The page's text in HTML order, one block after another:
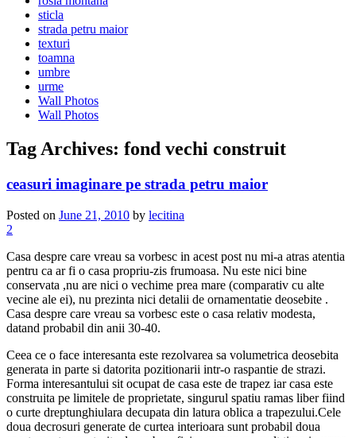
sticla
strada petru maior
texturi
toamna
umbre
urme
Wall Photos
Wall Photos
Tag Archives: fond vechi construit
ceasuri imaginare pe strada petru maior
Posted on June 21, 2010 by lecitina
2
Casa despre care vreau sa vorbesc in acest post nu mi-a atras atentia
pentru ca ar fi o casa propriu-zis frumoasa. Nu este nici bine
conservata ,nu are nici o vechime prea mare (comparativ cu alte
vecine ale ei), nu prezinta nici detalii de ornamentatie deosebite .
Casa despre care vreau sa vorbesc este o casa relativ modesta,
datand probabil din anii 30-40.
Ceea ce o face interesanta este rezolvarea sa volumetrica deosebita
generata in parte si datorita pozitionarii intr-o raspantie de strazi.
Forma interesantului sit ocupat de casa este de trapez iar casa este
construita pe limitele de proprietate, singurul spatiu ramas liber fiind
o curte dreptunghiulara decupata din latura oblica a trapezului.Cele
doua decrosuri generate de curtea interioara sunt probabil doua